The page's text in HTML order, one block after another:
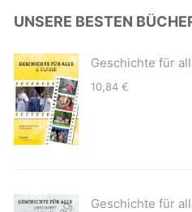
UNSERE BESTEN
Geschichte für
10,84€
Geschichte für